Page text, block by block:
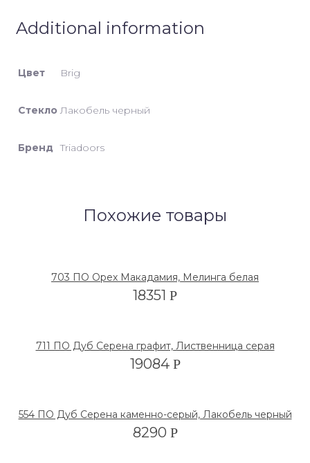
Additional information
Цвет Brig
Стекло Лакобель черный
Бренд Triadoors
Похожие товары
703 ПО Орех Макадамия, Мелинга белая
18351 Р
711 ПО Дуб Серена графит, Лиственница серая
19084 Р
554 ПО Дуб Серена каменно-серый, Лакобель черный
8290 Р